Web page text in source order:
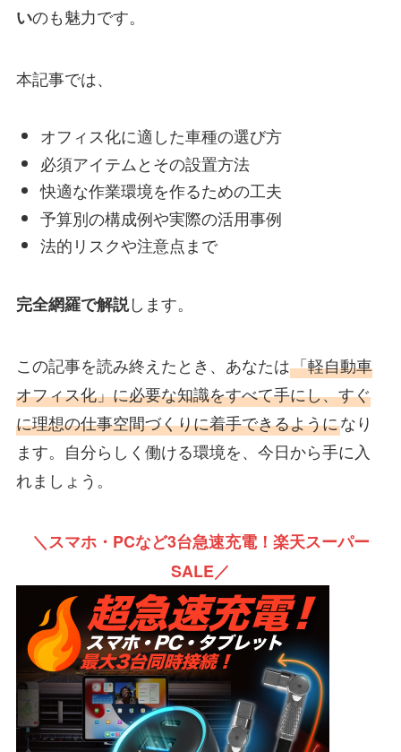
いのも魅力です。
本記事では、
オフィス化に適した車種の選び方
必須アイテムとその設置方法
快適な作業環境を作るための工夫
予算別の構成例や実際の活用事例
法的リスクや注意点まで
完全網羅で解説します。
この記事を読み終えたとき、あなたは「軽自動車
オフィス化」に必要な知識をすべて手にし、すぐ
に理想の仕事空間づくりに着手できるようになり
ます。自分らしく働ける環境を、今日から手に入
れましょう。
＼スマホ・PCなど3台急速充電！楽天スーパー
SALE／